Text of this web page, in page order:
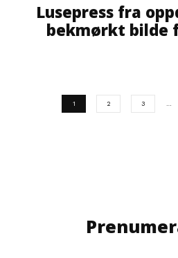
Lusepress fra
bekmørkt bilde
1 2 3